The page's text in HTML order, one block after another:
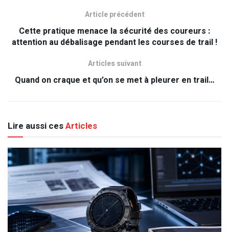
Article précédent
Cette pratique menace la sécurité des coureurs :
attention au débalisage pendant les courses de trail !
Articles suivant
Quand on craque et qu’on se met à pleurer en trail…
Lire aussi cesArticles